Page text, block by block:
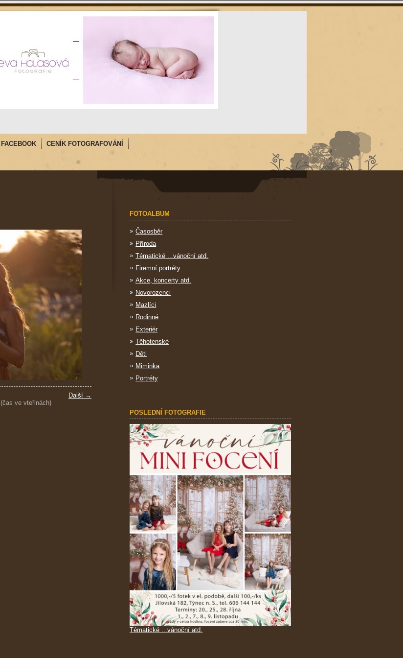
FACEBOOK CENÍK FOTOGRAFOVÁNÍ
Další →
(čas ve vteřinách)
FOTOALBUM
Časosběr
Příroda
Tématické ...vánoční atd.
Firemní portréty
Akce, koncerty atd.
Novorozenci
Mazlíci
Rodinné
Exteriér
Těhotenské
Děti
Miminka
Portréty
POSLEDNÍ FOTOGRAFIE
Tématické ...vánoční atd.